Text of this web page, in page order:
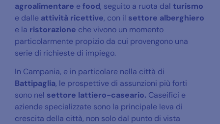
agroalimentare efood, seguito a ruota dal turismo
e dalle attività ricettive, con il settore alberghiero
e la ristorazione che vivono un momento
particolarmente propizio da cui provengono una
serie di richieste di impiego.
In Campania, e in particolare nella città di
Battipaglia, le prospettive di assunzioni più forti
sono nel settore lattiero-caseario. Caseifici e
aziende specializzate sono la principale leva di
crescita della città, non solo dal punto di vista